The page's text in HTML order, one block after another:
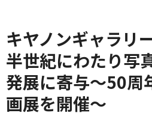
キヤノンギャラリ
半世紀にわたり写
発展に寄与～50周
画展を開催～